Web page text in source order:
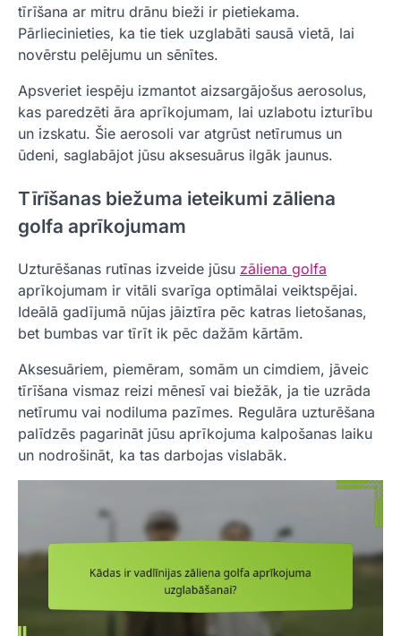
tīrīšana ar mitru drānu bieži ir pietiekama.
Pārliecinieties, ka tie tiek uzglabāti sausā vietā, lai
novērstu pelējumu un sēnītes.
Apsveriet iespēju izmantot aizsargājošus aerosolus,
kas paredzēti āra aprīkojumam, lai uzlabotu izturību
un izskatu. Šie aerosoli var atgrūst netīrumus un
ūdeni, saglabājot jūsu aksesuārus ilgāk jaunus.
Tīrīšanas biežuma ieteikumi zāliena
golfa aprīkojumam
Uzturēšanas rutīnas izveide jūsu zāliena golfa
aprīkojumam ir vitāli svarīga optimālai veiktspējai.
Ideālā gadījumā nūjas jāiztīra pēc katras lietošanas,
bet bumbas var tīrīt ik pēc dažām kārtām.
Aksesuāriem, piemēram, somām un cimdiem, jāveic
tīrīšana vismaz reizi mēnesī vai biežāk, ja tie uzrāda
netīrumu vai nodiluma pazīmes. Regulāra uzturēšana
palīdzēs pagarināt jūsu aprīkojuma kalpošanas laiku
un nodrošināt, ka tas darbojas vislabāk.